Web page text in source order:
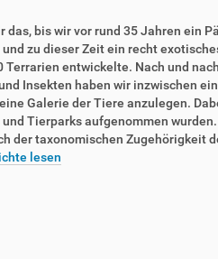
bis wir vor rund 35 Jahren ein
zu dieser Zeit ein recht
entwickelte. Nach und
Insekten haben wir inzwischen
Galerie der Tiere anzulegen.
Tierparks aufgenommen
der taxonomischen Zugehörigkeit
lesen